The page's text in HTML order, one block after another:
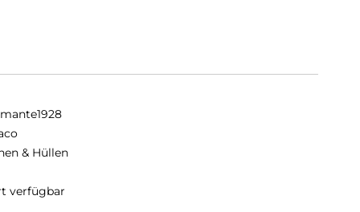
& Hüllen
verfügbar